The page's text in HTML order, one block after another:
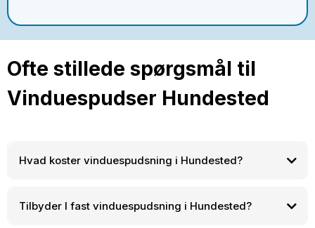
Ofte stillede spørgsmål til
Vinduespudser Hundested
Hvad koster vinduespudsning i Hundested?
Tilbyder I fast vinduespudsning i Hundested?